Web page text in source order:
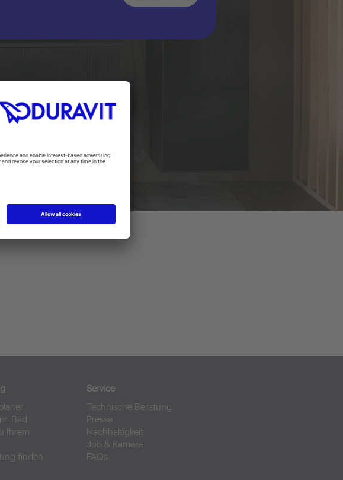
Bad
Ihrem
finden
Service
Technische Beratung
Presse
Nachhaltigkeit
Job & Karriere
FAQs